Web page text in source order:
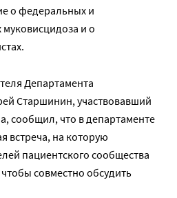
о федеральных и
и о
Департамента
Старшинин, участвовавший
сообщил, что в департаменте
встреча, на которую
пациентского сообщества
совместно обсудить